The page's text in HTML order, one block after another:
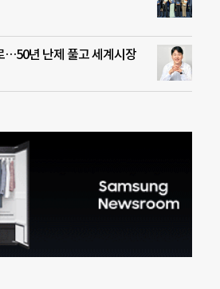
…50년 난제 풀고 세계시장